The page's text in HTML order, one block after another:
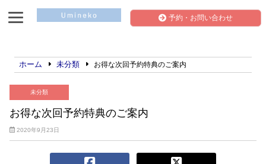
予約・お問い合わせ
ホーム 未分類 お得な次回予約特典のご案内
未分類
お得な次回予約特典のご案内
2020年9月23日